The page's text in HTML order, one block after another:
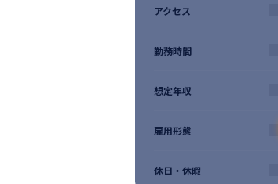
アクセス
勤務時間
想定年収
雇用形態
休日・休暇